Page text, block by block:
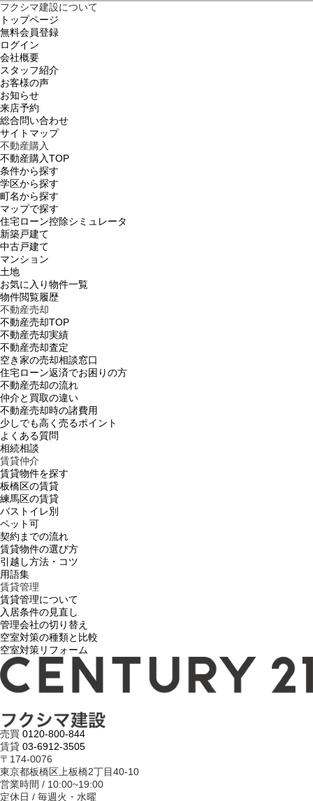
フクシマ建設について
トップページ
無料会員登録
ログイン
会社概要
スタッフ紹介
お客様の声
お知らせ
来店予約
総合問い合わせ
サイトマップ
不動産購入
不動産購入TOP
条件から探す
学区から探す
町名から探す
マップで探す
住宅ローン控除シミュレータ
新築戸建て
中古戸建て
マンション
土地
お気に入り物件一覧
物件閲覧履歴
不動産売却
不動産売却TOP
不動産売却実績
不動産売却査定
空き家の売却相談窓口
住宅ローン返済でお困りの方
不動産売却の流れ
仲介と買取の違い
不動産売却時の諸費用
少しでも高く売るポイント
よくある質問
相続相談
賃貸仲介
賃貸物件を探す
板橋区の賃貸
練馬区の賃貸
バストイレ別
ペット可
契約までの流れ
賃貸物件の選び方
引越し方法・コツ
用語集
賃貸管理
賃貸管理について
入居条件の見直し
管理会社の切り替え
空室対策の種類と比較
空室対策リフォーム
売買 0120-800-844
賃貸 03-6912-3505
〒174-0076
東京都板橋区上板橋2丁目40-10
営業時間 / 10:00~19:00
定休日 / 毎週火・水曜